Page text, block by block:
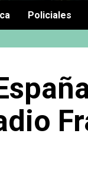
Policiales